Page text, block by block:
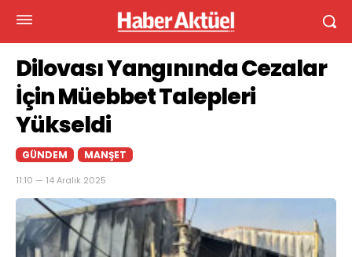
Dilovası Yangınında Cezalar
İçin Müebbet Talepleri
Yükseldi
GÜNDEM MANŞET
11:10 — 14 Aralık 2025